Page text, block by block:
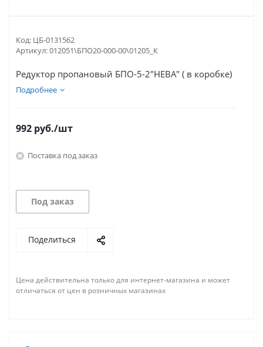
Код: ЦБ-0131562
Артикул:012051\БПО20-000-00\01205_К
Редуктор пропановый БПО-5-2"НЕВА" ( в коробке)
Подробнее
992 руб./шт
Поставка под заказ
Под заказ
Поделиться
Цена действительна только для интернет-магазина и может
отличаться от цен в розничных магазинах